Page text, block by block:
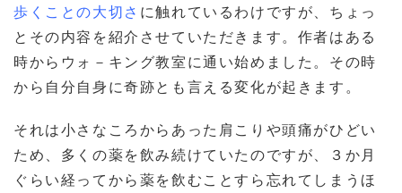
歩くことの大切さ に触れているわけですが、ちょっ
とその内容を紹介させていただきます。作者はある
時からウォ－キング教室に通い始めました。その時
から自分自身に奇跡とも言える変化が起きます。
それは小さなころからあった肩こりや頭痛がひどい
ため、多くの薬を飲み続けていたのですが、３か月
ぐらい経ってから薬を飲むことすら忘れてしまうほ